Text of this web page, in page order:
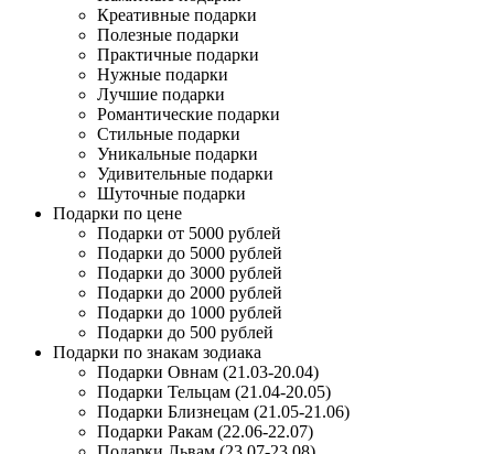
Креативные подарки
Полезные подарки
Практичные подарки
Нужные подарки
Лучшие подарки
Романтические подарки
Стильные подарки
Уникальные подарки
Удивительные подарки
Шуточные подарки
Подарки по цене
Подарки от 5000 рублей
Подарки до 5000 рублей
Подарки до 3000 рублей
Подарки до 2000 рублей
Подарки до 1000 рублей
Подарки до 500 рублей
Подарки по знакам зодиака
Подарки Овнам (21.03-20.04)
Подарки Тельцам (21.04-20.05)
Подарки Близнецам (21.05-21.06)
Подарки Ракам (22.06-22.07)